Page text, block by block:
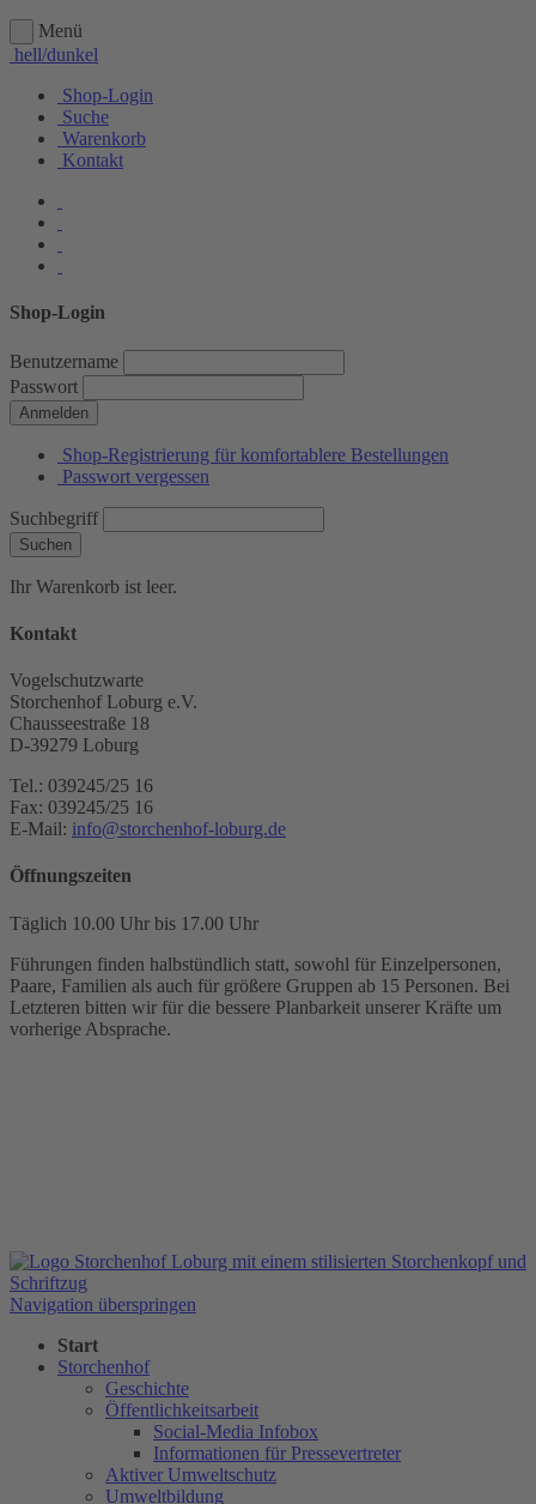
Menü
hell/dunkel
Shop-Login
Suche
Warenkorb
Kontakt
Shop-Login
Benutzername
Passwort
Anmelden
Shop-Registrierung für komfortablere Bestellungen
Passwort vergessen
Suchbegriff
Suchen
Ihr Warenkorb ist leer.
Kontakt
Vogelschutzwarte
Storchenhof Loburg e.V.
Chausseestraße 18
D-39279 Loburg
Tel.: 039245/25 16
Fax: 039245/25 16
E-Mail: info@storchenhof-loburg.de
Öffnungszeiten
Täglich 10.00 Uhr bis 17.00 Uhr
Führungen finden halbstündlich statt, sowohl für Einzelpersonen,
Paare, Familien als auch für größere Gruppen ab 15 Personen. Bei
Letzteren bitten wir für die bessere Planbarkeit unserer Kräfte um
vorherige Absprache.
Navigation überspringen
Start
Storchenhof
Geschichte
Öffentlichkeitsarbeit
Social-Media Infobox
Informationen für Pressevertreter
Aktiver Umweltschutz
Umweltbildung